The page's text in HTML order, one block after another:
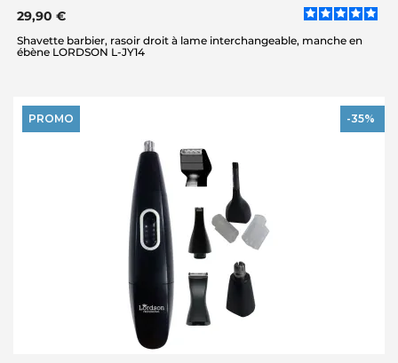
29,90 €
Shavette barbier, rasoir droit à lame interchangeable, manche en
ébène LORDSON L-JY14
PROMO -35%